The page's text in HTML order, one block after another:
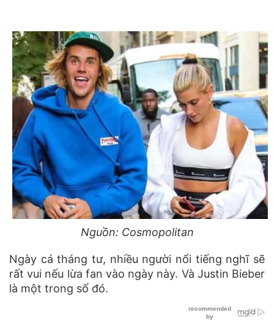
Nguồn: Cosmopolitan
Ngày cá tháng tư, nhiều người nổi tiếng nghĩ sẽ
rất vui nếu lừa fan vào ngày này. Và Justin Bieber
là một trong số đó.